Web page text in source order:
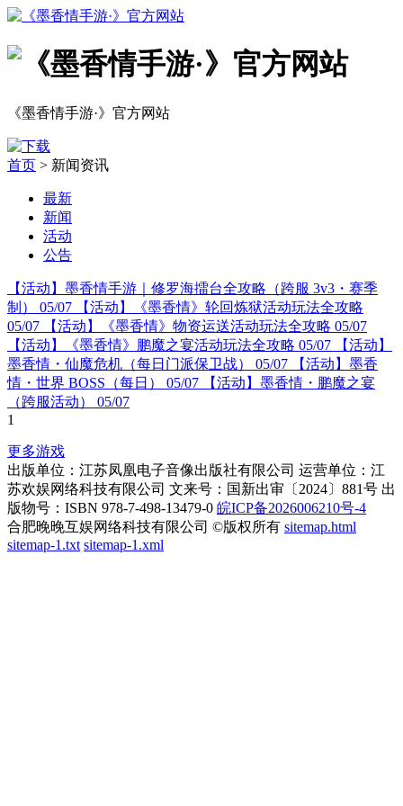
《墨香情手游·》官方网站
首页 > 新闻资讯
最新
新闻
活动
公告
【活动】墨香情手游｜修罗海擂台全攻略（跨服 3v3・赛季
制） 05/07
【活动】《墨香情》轮回炼狱活动玩法全攻略
05/07
【活动】《墨香情》物资运送活动玩法全攻略 05/07
【活动】《墨香情》鹏魔之宴活动玩法全攻略 05/07
【活动】
墨香情・仙魔危机（每日门派保卫战） 05/07
【活动】墨香
情・世界 BOSS（每日） 05/07
【活动】墨香情・鹏魔之宴
（跨服活动） 05/07
1
更多游戏
出版单位：江苏凤凰电子音像出版社有限公司 运营单位：江
苏欢娱网络科技有限公司 文来号：国新出审〔2024〕881号 出
版物号：ISBN 978-7-498-13479-0 皖ICP备2026006210号-4
合肥晚晚互娱网络科技有限公司 ©版权所有 sitemap.html
sitemap-1.txt sitemap-1.xml